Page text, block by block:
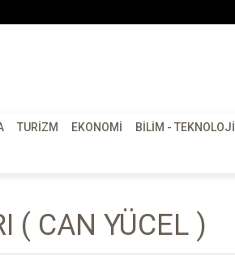
TURIZM EKONOMI BILIM - TEKNOLOJI
( CAN YÜCEL )